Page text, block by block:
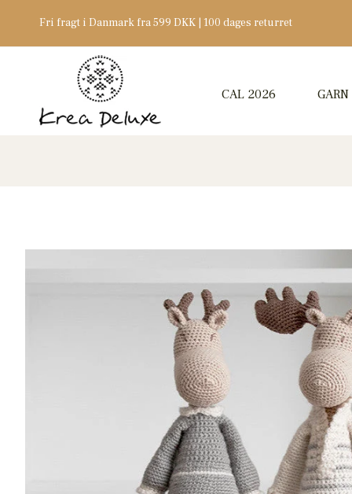
Fri fragt i Danmark fra 599 DKK | 100 dages returret
CAL 2026 GARN